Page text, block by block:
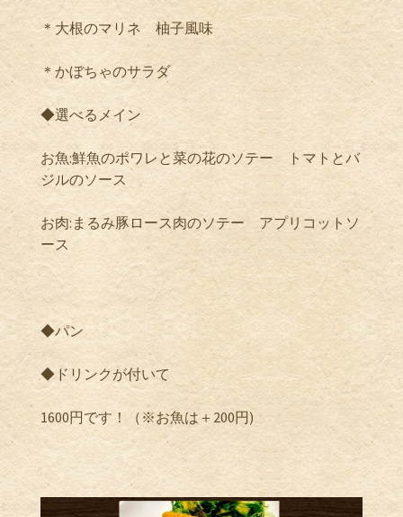
＊大根のマリネ 柚子風味
＊かぼちゃのサラダ
◆選べるメイン
お魚:鮮魚のポワレと菜の花のソテー トマトとバ
ジルのソース
お肉: まるみ豚ロース肉のソテー アプリコットソ
ース
◆パン
◆ドリンクが付いて
1600円です！（※お魚は＋200円)